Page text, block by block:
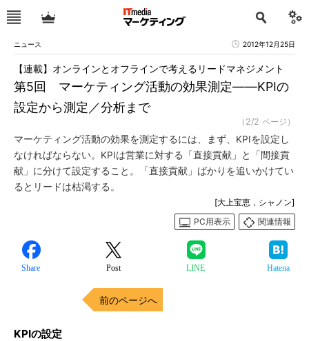
ニュース 2012年12月25日
第5回 マーケティング活動の効果測定――KPIの
設定から測定／分析まで
【連載】オンラインとオフラインで考えるリードマネジメント
（2/2 ページ）
マーケティング活動の効果を測定するには、まず、KPIを設定し
なければならない。KPIは営業に対する「直接貢献」と「間接貢
献」に分けて設定すること。「直接貢献」ばかりを追いかけてい
るとリードは枯渇する。
[大上宝恵，シャノン]
PC用表示
関連情報
Share Post LINE Hatena
前のページへ
KPIの設定